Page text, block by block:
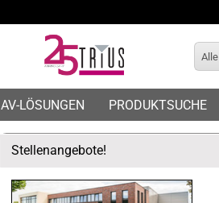
Alle
AV-LÖSUNGEN PRODUKTSUCHE
Stellenangebote!